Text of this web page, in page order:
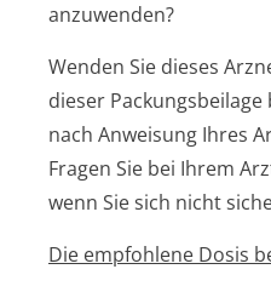
anzuwenden?
Wenden Sie dieses
dieser
nach Anweisung Ihres
Fragen Sie bei Ihrem
wenn Sie sich nicht
Die empfohlene Dosis